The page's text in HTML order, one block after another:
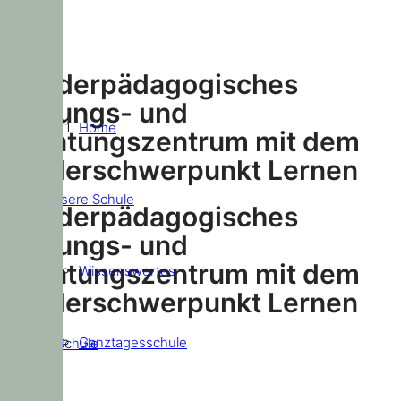
Home
Unsere Schule
Wissenswertes
Ganztagesschule
Sonderpädagogisches
Bildungs- und
Beratungszentrum mit dem
Förderschwerpunkt Lernen
Sonderpädagogisches
Bildungs- und
Beratungszentrum mit dem
Förderschwerpunkt Lernen
Unsere Schule